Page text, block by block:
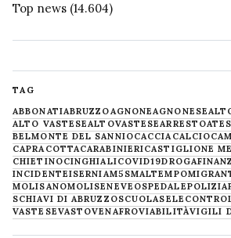
Top news (14.604)
TAG
ABBONATIABRUZZOAGNONEAGNONESE
ALTO VASTESEALTOVASTESEARRESTO
BELMONTE DEL SANNIOCACCIACALCIO
CAPRACOTTACARABINIERICASTIGLIONE
CHIETINOCINGHIALICOVID19DROGA
INCIDENTEISERNIAM5SMALTEMPO
MOLISANOMOLISENEVE OSPEDALEPOLIZIA
SCHIAVI DI ABRUZZOSCUOLA
VASTESEVASTOVENAFROVIABILITÀVIGILI